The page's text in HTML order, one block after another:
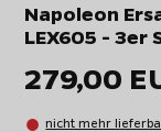
Napoleon
LEX605 - 3er
279,00
nicht mehr